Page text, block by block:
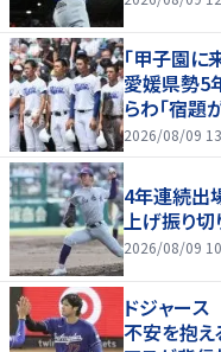
「甲子園に
愛媛県勢5
らわ「宿題
2026/08/09
4年連続出
上げ振り
2026/08/09
ドジャー
不安を抱